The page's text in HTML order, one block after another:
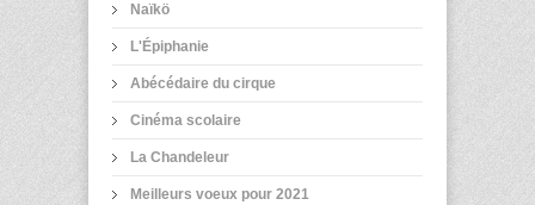
Naïkö
L'Épiphanie
Abécédaire du cirque
Cinéma scolaire
La Chandeleur
Meilleurs voeux pour 2021